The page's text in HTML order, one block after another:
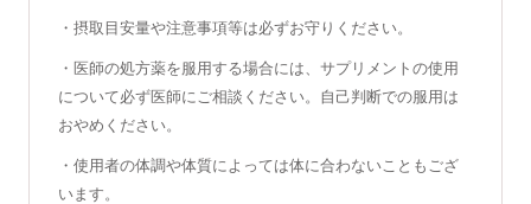
・摂取目安量や注意事項等は必ずお守りください。
・医師の処方薬を服用する場合には、サプリメントの使用
について必ず医師にご相談ください。自己判断での服用は
おやめください。
・使用者の体調や体質によっては体に合わないこともござ
います。